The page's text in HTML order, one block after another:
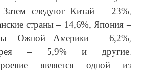
Затем следуют Китай – 23%,
страны – 14,6%, Япония –
Южной Америки – 6,2%,
– 5,9% и другие.
является одной из